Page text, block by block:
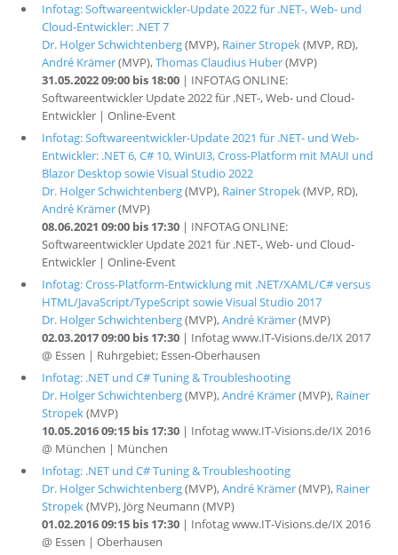
Infotag: Softwareentwickler-Update 2022 für .NET-, Web- und
Cloud-Entwickler: .NET 7
Dr. Holger Schwichtenberg(MVP), Rainer Stropek(MVP, RD),
André Krämer(MVP),Thomas Claudius Huber(MVP)
31.05.2022 09:00 bis 18:00| INFOTAG ONLINE:
Softwareentwickler Update 2022 für .NET-, Web- und Cloud-
Entwickler | Online-Event
Infotag: Softwareentwickler-Update 2021 für .NET- und Web-
Entwickler: .NET 6, C# 10, WinUI3, Cross-Platform mit MAUI und
Blazor Desktop sowie Visual Studio 2022
Dr. Holger Schwichtenberg(MVP), Rainer Stropek(MVP, RD),
André Krämer(MVP)
08.06.2021 09:00 bis 17:30| INFOTAG ONLINE:
Softwareentwickler Update 2021 für .NET-, Web- und Cloud-
Entwickler | Online-Event
Infotag: Cross-Platform-Entwicklung mit .NET/XAML/C# versus
HTML/JavaScript/TypeScript sowie Visual Studio 2017
Dr. Holger Schwichtenberg(MVP),André Krämer(MVP)
02.03.2017 09:00 bis 17:30| Infotag www.IT-Visions.de/IX 2017
@ Essen | Ruhrgebiet; Essen-Oberhausen
Infotag: .NET und C# Tuning & Troubleshooting
Dr. Holger Schwichtenberg(MVP),André Krämer(MVP), Rainer
Stropek(MVP)
10.05.2016 09:15 bis 17:30| Infotag www.IT-Visions.de/IX 2016
@ München | München
Infotag: .NET und C# Tuning & Troubleshooting
Dr. Holger Schwichtenberg(MVP),André Krämer(MVP), Rainer
Stropek(MVP), Jörg Neumann (MVP)
01.02.2016 09:15 bis 17:30| Infotag www.IT-Visions.de/IX 2016
@ Essen | Oberhausen